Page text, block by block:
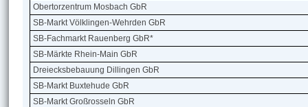
Obertorzentrum Mosbach GbR
SB-Markt Völklingen-Wehrden GbR
SB-Fachmarkt Rauenberg GbR*
SB-Märkte Rhein-Main GbR
Dreiecksbebauung Dillingen GbR
SB-Markt Buxtehude GbR
SB-Markt Großrosseln GbR